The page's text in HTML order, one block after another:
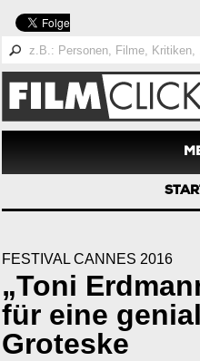
FESTIVAL CANNES 2016
„Toni
für eine
Groteske